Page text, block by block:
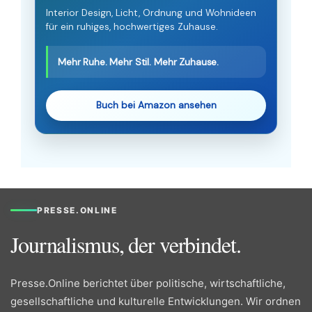
Interior Design, Licht, Ordnung und Wohnideen
für ein ruhiges, hochwertiges Zuhause.
Mehr Ruhe. Mehr Stil. Mehr Zuhause.
Buch bei Amazon ansehen
PRESSE.ONLINE
Journalismus, der verbindet.
Presse.Online berichtet über politische, wirtschaftliche,
gesellschaftliche und kulturelle Entwicklungen. Wir ordnen